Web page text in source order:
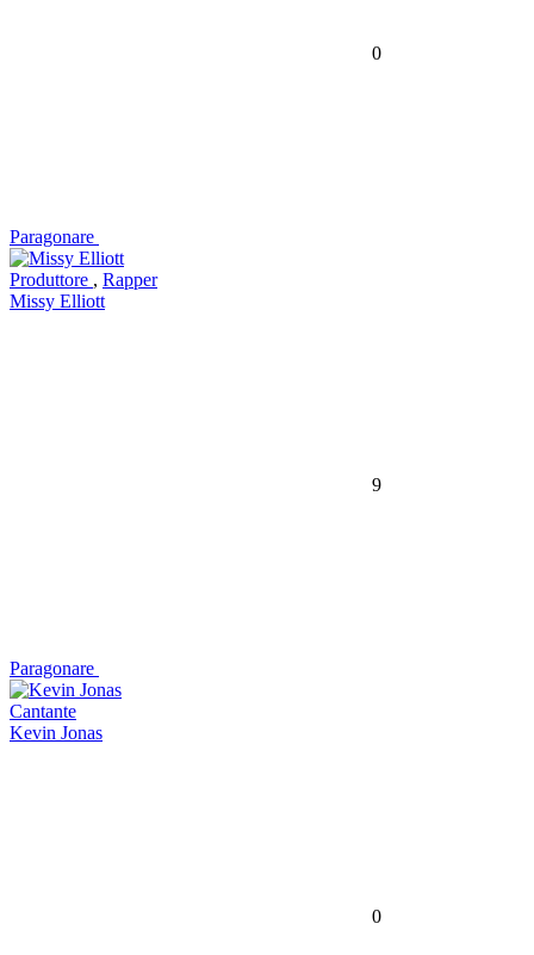
0
Paragonare
Produttore , Rapper
Missy Elliott
9
Paragonare
Cantante
Kevin Jonas
0